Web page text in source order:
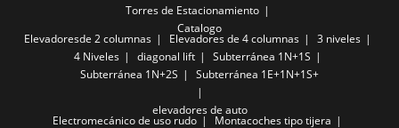
Torres de Estacionamiento
Catalogo
Elevadoresde 2 columnas Elevadores de 4 columnas
3 niveles
4 Niveles
diagonal lift
Subterránea 1N+1S
Subterránea 1N+2S
Subterránea 1E+1N+1S+
elevadores de auto
Electromecánico de uso rudo Montacoches tipo tijera